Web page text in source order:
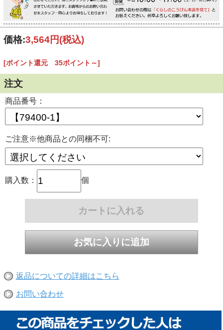
価格:3,564円(税込)
[ポイント還元 35ポイント～]
注文
商品番号：
ご注意※他商品との同梱不可:
購入数： 個
返品についての詳細はこちら
お問い合わせ